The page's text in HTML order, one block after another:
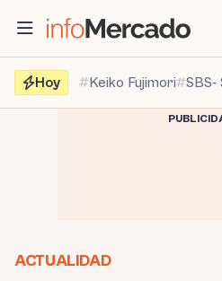
contenido
Hoy
Keiko Fujimori SBS-
ACTUALIDAD